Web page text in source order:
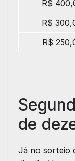
R$
R$
R$
de
Já no sorteio